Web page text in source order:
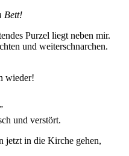
Bett!
Purzel liegt neben mir.
und weiterschnarchen.
wieder!
und verstört.
jetzt in die Kirche gehen,